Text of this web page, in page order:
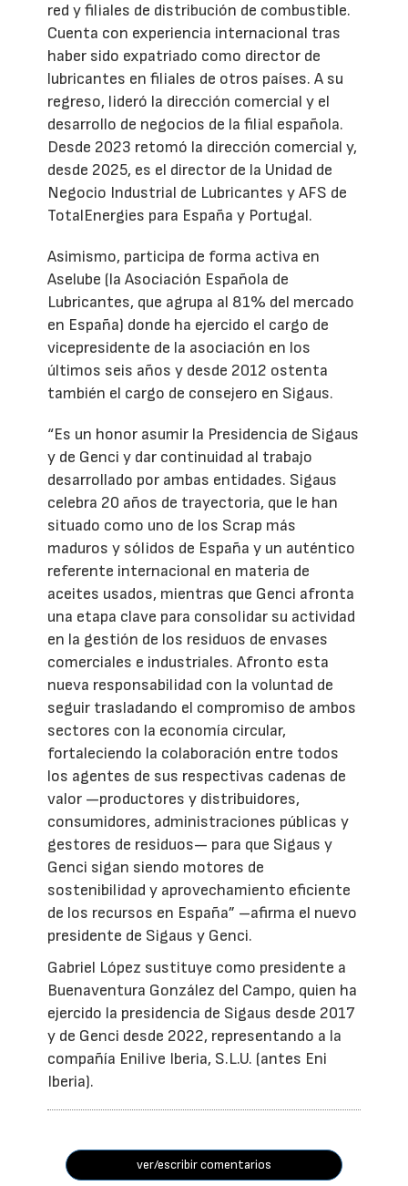
red y filiales de distribución de combustible.
Cuenta con experiencia internacional tras
haber sido expatriado como director de
lubricantes en filiales de otros países. A su
regreso, lideró la dirección comercial y el
desarrollo de negocios de la filial española.
Desde 2023 retomó la dirección comercial y,
desde 2025, es el director de la Unidad de
Negocio Industrial de Lubricantes y AFS de
TotalEnergies para España y Portugal.
Asimismo, participa de forma activa en
Aselube (la Asociación Española de
Lubricantes, que agrupa al 81% del mercado
en España) donde ha ejercido el cargo de
vicepresidente de la asociación en los
últimos seis años y desde 2012 ostenta
también el cargo de consejero en Sigaus.
“Es un honor asumir la Presidencia de Sigaus
y de Genci y dar continuidad al trabajo
desarrollado por ambas entidades. Sigaus
celebra 20 años de trayectoria, que le han
situado como uno de los Scrap más
maduros y sólidos de España y un auténtico
referente internacional en materia de
aceites usados, mientras que Genci afronta
una etapa clave para consolidar su actividad
en la gestión de los residuos de envases
comerciales e industriales. Afronto esta
nueva responsabilidad con la voluntad de
seguir trasladando el compromiso de ambos
sectores con la economía circular,
fortaleciendo la colaboración entre todos
los agentes de sus respectivas cadenas de
valor —productores y distribuidores,
consumidores, administraciones públicas y
gestores de residuos— para que Sigaus y
Genci sigan siendo motores de
sostenibilidad y aprovechamiento eficiente
de los recursos en España” –afirma el nuevo
presidente de Sigaus y Genci.
Gabriel López sustituye como presidente a
Buenaventura González del Campo, quien ha
ejercido la presidencia de Sigaus desde 2017
y de Genci desde 2022, representando a la
compañía Enilive Iberia, S.L.U. (antes Eni
Iberia).
ver/escribir comentarios